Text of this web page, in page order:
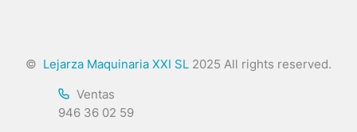
© Lejarza Maquinaria XXI SL 2025 All rights reserved.
Ventas
946 36 02 59